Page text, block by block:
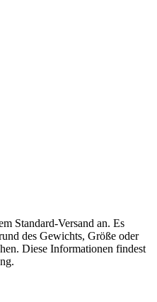
Standard-Versand an. Es
des Gewichts, Größe oder
Diese Informationen findest